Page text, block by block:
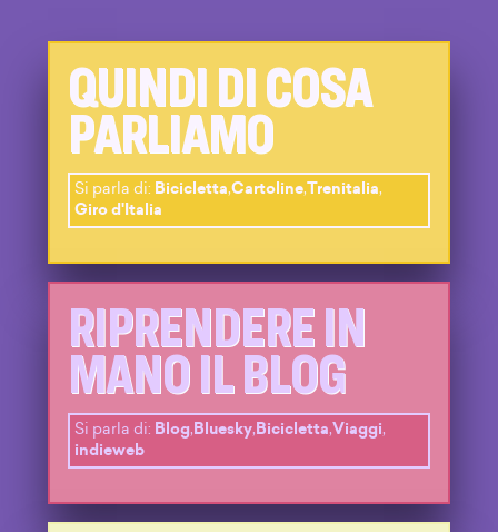
QUINDI DI COSA
PARLIAMO
Si parla di: Bicicletta,Cartoline,Trenitalia,
Giro d'Italia
RIPRENDERE IN
MANO IL BLOG
Si parla di: Blog,Bluesky,Bicicletta,Viaggi,
indieweb